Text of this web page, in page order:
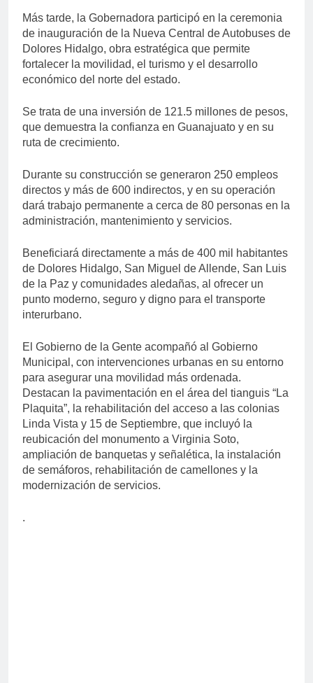
Más tarde, la Gobernadora participó en la ceremonia
de inauguración de la Nueva Central de Autobuses de
Dolores Hidalgo, obra estratégica que permite
fortalecer la movilidad, el turismo y el desarrollo
económico del norte del estado.
Se trata de una inversión de 121.5 millones de pesos,
que demuestra la confianza en Guanajuato y en su
ruta de crecimiento.
Durante su construcción se generaron 250 empleos
directos y más de 600 indirectos, y en su operación
dará trabajo permanente a cerca de 80 personas en la
administración, mantenimiento y servicios.
Beneficiará directamente a más de 400 mil habitantes
de Dolores Hidalgo, San Miguel de Allende, San Luis
de la Paz y comunidades aledañas, al ofrecer un
punto moderno, seguro y digno para el transporte
interurbano.
El Gobierno de la Gente acompañó al Gobierno
Municipal, con intervenciones urbanas en su entorno
para asegurar una movilidad más ordenada.
Destacan la pavimentación en el área del tianguis “La
Plaquita”, la rehabilitación del acceso a las colonias
Linda Vista y 15 de Septiembre, que incluyó la
reubicación del monumento a Virginia Soto,
ampliación de banquetas y señalética, la instalación
de semáforos, rehabilitación de camellones y la
modernización de servicios.
.